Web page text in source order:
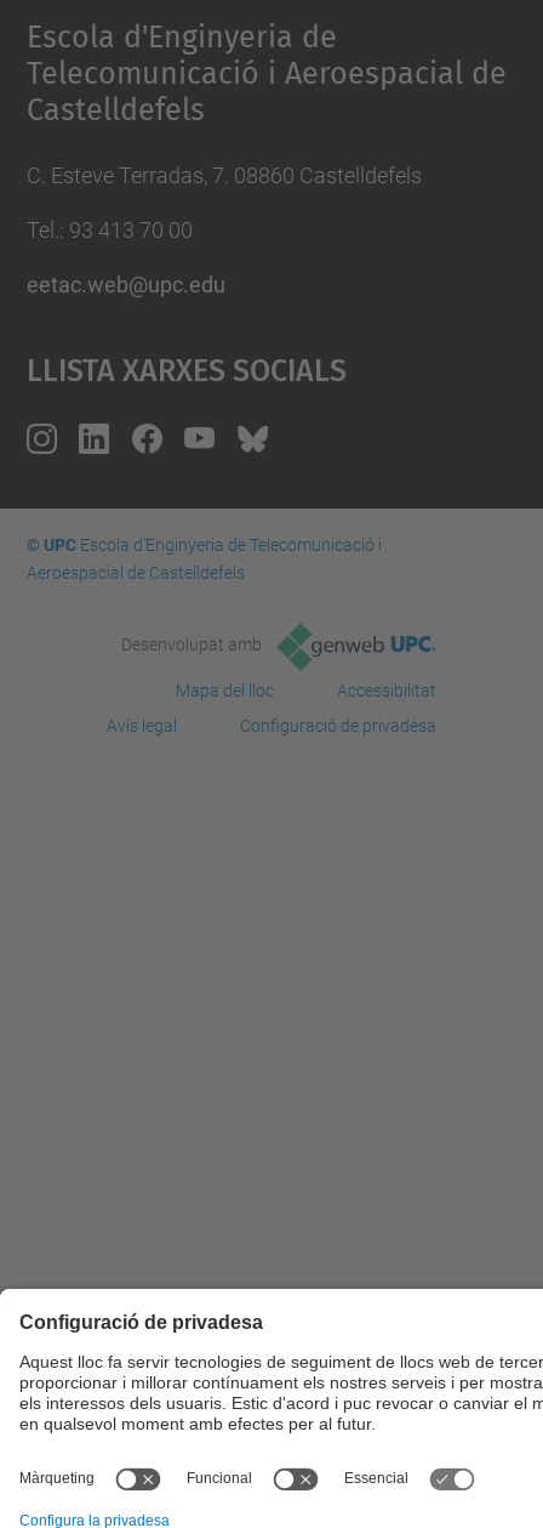
Escola d'Enginyeria de
Telecomunicació i Aeroespacial de
Castelldefels
C. Esteve Terradas, 7. 08860 Castelldefels
Tel.: 93 413 70 00
eetac.web@upc.edu
Llista Xarxes Socials
© UPCEscola d'Enginyeria de Telecomunicació i
Aeroespacial de Castelldefels
Desenvolupat amb
Mapa del lloc
Accessibilitat
Avís legal
Configuració de privadesa